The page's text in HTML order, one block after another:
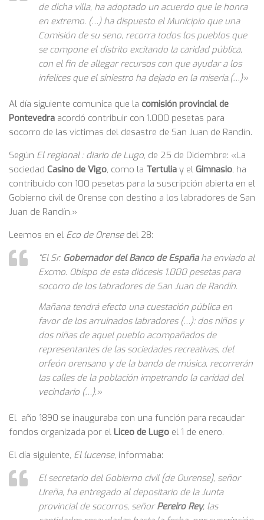
de dicha villa, ha adoptado un acuerdo que le honra
en extremo. (…) ha dispuesto el Municipio que una
Comisión de su seno, recorra todos los pueblos que
se compone el distrito excitando la caridad pública,
con el fin de allegar recursos con que ayudar a los
infelices que el siniestro ha dejado en la miseria.(…)»
Al día siguiente comunica que la comisión provincial de
Pontevedra acordó contribuir con 1.000 pesetas para
socorro de las víctimas del desastre de San Juan de Randín.
Según El regional : diario de Lugo, de 25 de Diciembre: «La
sociedad Casino de Vigo, como la Tertulia y el Gimnasio, ha
contribuido con 100 pesetas para la suscripción abierta en el
Gobierno civil de Orense con destino a los labradores de San
Juan de Randín.»
Leemos en el Eco de Orensedel 28:
“El Sr. Gobernador del Banco de Españaha enviado al
Excmo. Obispo de esta diócesis 1.000 pesetas para
socorro de los labradores de San Juan de Randín.
Mañana tendrá efecto una cuestación pública en
favor de los arruinados labradores (…): dos niños y
dos niñas de aquel pueblo acompañados de
representantes de las sociedades recreativas, del
orfeón orensano y de la banda de música, recorrerán
las calles de la población impetrando la caridad del
vecindario (…).»
El año 1890 se inauguraba con una función para recaudar
fondos organizada por el Liceo de Lugo el 1 de enero.
El día siguiente, El lucense, informaba:
El secretario del Gobierno civil [de Ourense], señor
Ureña, ha entregado al depositario de la Junta
provincial de socorros, señorPereiro Rey, las